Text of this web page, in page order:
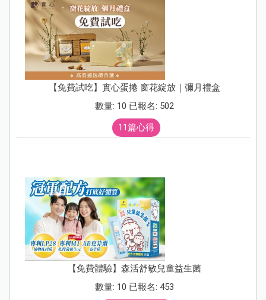
【免費試吃】實心蛋捲 窗花綻放｜彌月禮盒
數量: 10 已報名: 502
11篇心得
【免費體驗】森活舒敏兒童益生菌
數量: 10 已報名: 453